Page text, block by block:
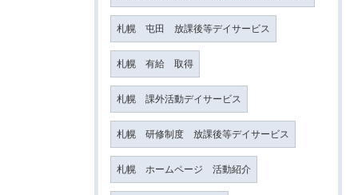
札幌 屯田 放課後等デイサービス
札幌 有給 取得
札幌 課外活動デイサービス
札幌 研修制度 放課後等デイサービス
札幌 ホームページ 活動紹介